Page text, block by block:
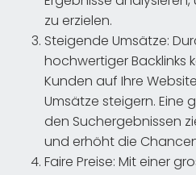
zu erzielen.
Steigende Umsätze:
hochwertiger Backlinks
Kunden auf Ihre
Umsätze steigern. Eine
den Suchergebnissen
und erhöht die
Faire Preise: Mit einer